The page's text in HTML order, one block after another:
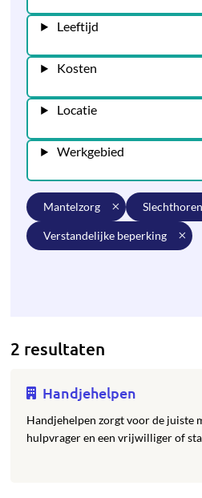
Leeftijd
Kosten
Locatie
Werkgebied
mantelzorg
verstandelijke beperking
2 resultaten
Handjehelpen
Handjehelpen zorgt voor de juiste
hulpvrager en een vrijwilliger of